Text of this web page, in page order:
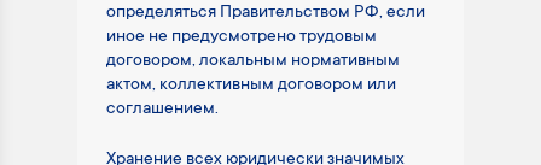
определяться Правительством РФ, если
иное не предусмотрено трудовым
договором, локальным нормативным
актом, коллективным договором или
соглашением.
Хранение всех юридически значимых